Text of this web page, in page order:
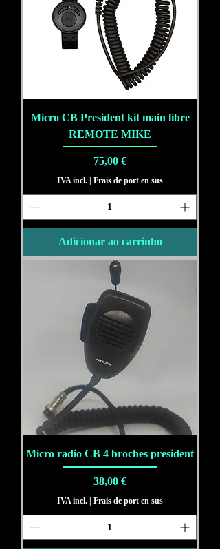
Micro CB President kit main libre
REMOTE MIKE
Preço
75,00 €
IVA incl. Frais de port en sus
Adicionar ao carrinho
Micro radio CB 4 broches president
Preço
38,00 €
IVA incl. | Frais de port en sus